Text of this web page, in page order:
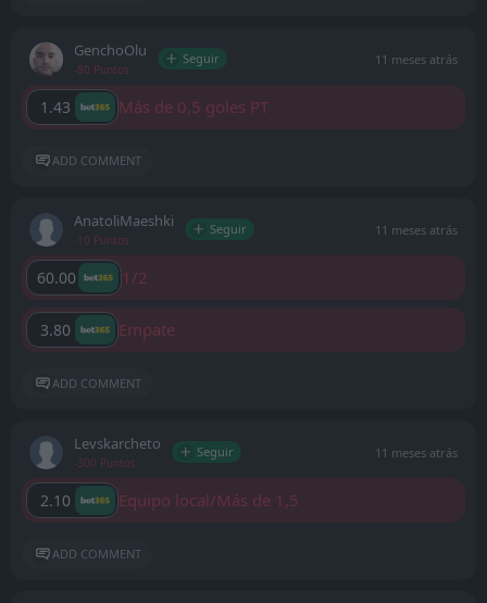
GenchoOlu
-80 Puntos
Seguir 11 meses atrás
1.43 Más de 0,5 goles PT
ADD COMMENT
AnatoliMaeshki
-10 Puntos
Seguir 11 meses atrás
60.00 1/2
3.80 Empate
ADD COMMENT
Levskarcheto
-300 Puntos
Seguir 11 meses atrás
2.10 Equipo local/Más de 1,5
ADD COMMENT